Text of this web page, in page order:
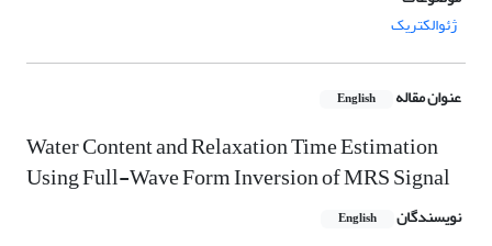
ژئوالکتریک
عنوان مقاله English
Water Content and Relaxation Time Estimation
Using Full-Wave Form Inversion of MRS Signal
نویسندگان English